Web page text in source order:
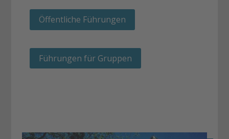
Öffentliche Führungen
Führungen für Gruppen